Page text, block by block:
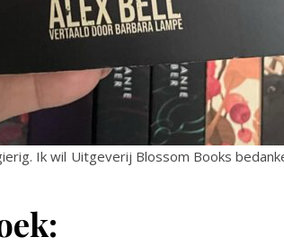
Ik wil Uitgeverij Blossom Books